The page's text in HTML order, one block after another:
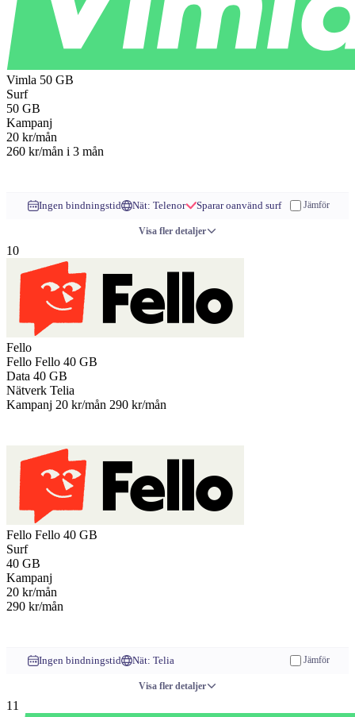
Vimla 50 GB
Surf
50 GB
Kampanj
20 kr/mån
260 kr/mån i 3 mån
Ingen bindningstid Nät: Telenor Sparar oanvänd surf Jämför
Visa fler detaljer
10
Fello
Fello Fello 40 GB
Data 40 GB
Nätverk Telia
Kampanj 20 kr/mån 290 kr/mån
Fello Fello 40 GB
Surf
40 GB
Kampanj
20 kr/mån
290 kr/mån
Ingen bindningstid Nät: Telia Jämför
Visa fler detaljer
11